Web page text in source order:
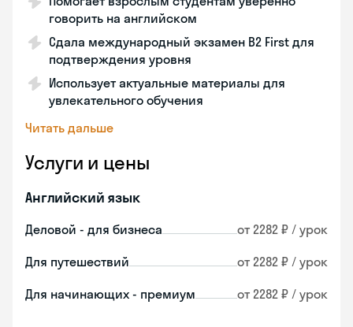
говорить на английском
Сдала международный экзамен B2 First для
подтверждения уровня
Использует актуальные материалы для
увлекательного обучения
Читать дальше
Услуги и цены
Английский язык
Деловой - для бизнеса от 2282 ₽ / урок
Для путешествий от 2282 ₽ / урок
Для начинающих - премиум от 2282 ₽ / урок